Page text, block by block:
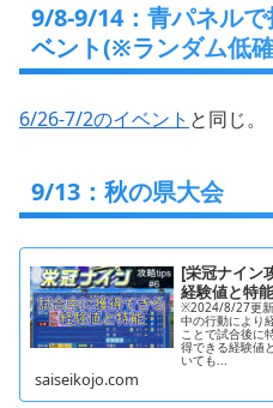
9/8-9/14：青パネル
ベント(※ランダム低
6/26-7/2のイベント と同じ。
9/13：秋の県大会
[栄冠ナイン
経験値と特
※2024/8/27更新
中の行動により
ことで試合後に
得できる経験値
いても...
saiseikojo.com